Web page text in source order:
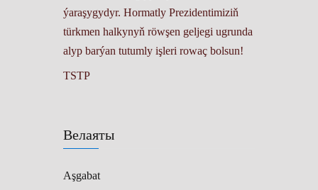
Велаяты
Aşgabat
ýaraşygydyr. Hormatly Prezidentimiziň
türkmen halkynyň röwşen geljegi ugrunda
alyp barýan tutumly işleri rowaç bolsun!
TSTP